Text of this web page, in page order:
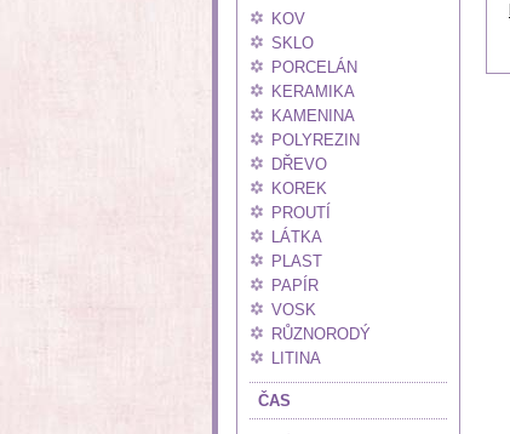
KOV
SKLO
PORCELÁN
KERAMIKA
KAMENINA
POLYREZIN
DŘEVO
KOREK
PROUTÍ
LÁTKA
PLAST
PAPÍR
VOSK
RŮZNORODÝ
LITINA
ČAS